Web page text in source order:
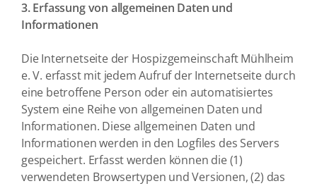
3. Erfassung von allgemeinen Daten und
Informationen
Die Internetseite der Hospizgemeinschaft Mühlheim
e. V. erfasst mit jedem Aufruf der Internetseite durch
eine betroffene Person oder ein automatisiertes
System eine Reihe von allgemeinen Daten und
Informationen. Diese allgemeinen Daten und
Informationen werden in den Logfiles des Servers
gespeichert. Erfasst werden können die (1)
verwendeten Browsertypen und Versionen, (2) das